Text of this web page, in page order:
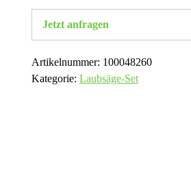
Jetzt anfragen
Artikelnummer: 100048260
Kategorie: Laubsäge-Set